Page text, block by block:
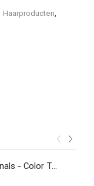
Haarproducten,
.57 - Wella Professionals - Color Touch - 60ml